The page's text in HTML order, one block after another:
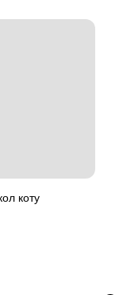
коту